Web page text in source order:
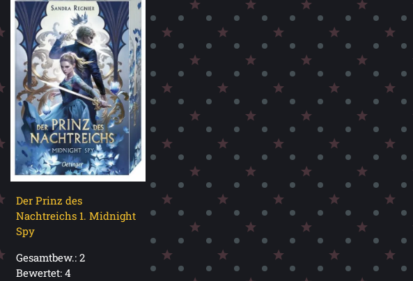
Der Prinz des
Nachtreichs 1. Midnight
Spy
Gesamtbew.: 2
Bewertet: 4